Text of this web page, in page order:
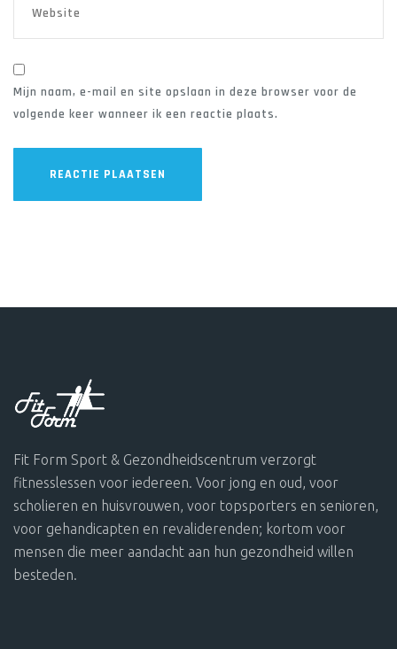
Mijn naam, e-mail en site opslaan in deze browser voor de
volgende keer wanneer ik een reactie plaats.
Fit Form Sport & Gezondheidscentrum verzorgt
fitnesslessen voor iedereen. Voor jong en oud, voor
scholieren en huisvrouwen, voor topsporters en senioren,
voor gehandicapten en revaliderenden; kortom voor
mensen die meer aandacht aan hun gezondheid willen
besteden.